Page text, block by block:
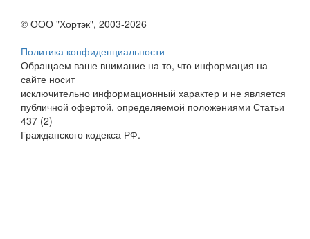
© ООО "Хортэк", 2003-2026
Политика конфиденциальности
Обращаем ваше внимание на то, что информация на
сайте носит
исключительно информационный характер и не является
публичной офертой, определяемой положениями Статьи
437 (2)
Гражданского кодекса РФ.